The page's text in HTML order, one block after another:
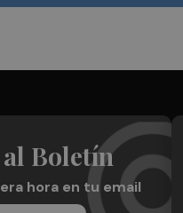
Boletín
hora en tu email